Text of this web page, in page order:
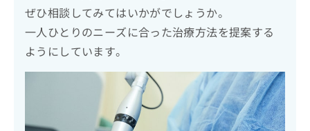
ぜひ相談してみてはいかがでしょうか。
一人ひとりのニーズに合った治療方法を提案する
ようにしています。